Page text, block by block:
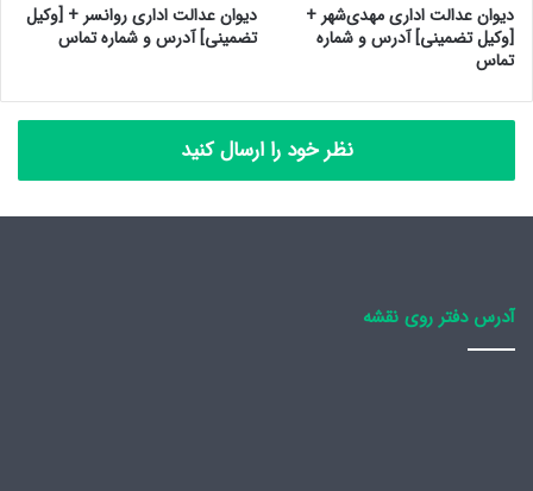
دیوان عدالت اداری مهدی‌شهر +
[وکیل تضمینی] آدرس و شماره
تماس
دیوان عدالت اداری روانسر + [وکیل
تضمینی] آدرس و شماره تماس
نظر خود را ارسال کنید
آدرس دفتر روی نقشه